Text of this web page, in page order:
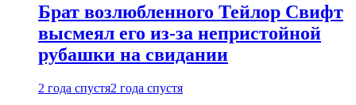
Брат возлюбленного Тейлор Свифт
высмеял его из-за непристойной
рубашки на свидании
2 года спустя2 года спустя